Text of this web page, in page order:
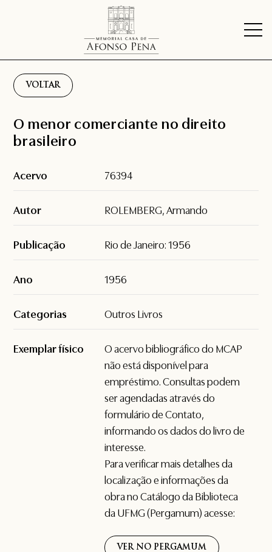
VOLTAR
O menor comerciante no direito
brasileiro
Acervo 76394
Autor ROLEMBERG, Armando
Publicação Rio de Janeiro: 1956
Ano 1956
Categorias Outros Livros
Exemplar físico
O acervo bibliográfico do MCAP
não está disponível para
empréstimo. Consultas podem
ser agendadas através do
formulário deContato,
informando os dados do livro de
interesse.
Para verificar mais detalhes da
localização e informações da
obra no Catálogo da Biblioteca
da UFMG (Pergamum) acesse:
VER NO PERGAMUM